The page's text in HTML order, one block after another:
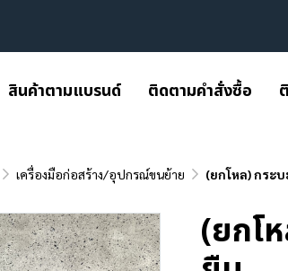
สินค้าตามแบรนด์ ติดตามคำสั่งซื้อ
เครื่องมือก่อสร้าง/อุปกรณ์ขนย้าย (ยกโหล) กระ
(ยกโ